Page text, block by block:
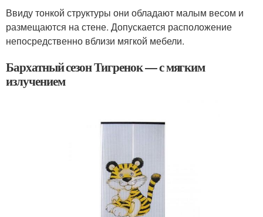
Ввиду тонкой структуры они обладают малым весом и
размещаются на стене. Допускается расположение
непосредственно вблизи мягкой мебели.
Бархатный сезон Тигренок — с мягким
излучением